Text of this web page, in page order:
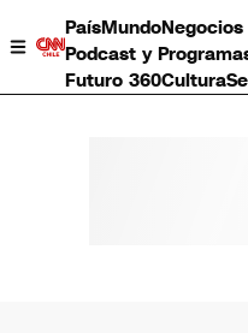
PaísMundoNegocios
Podcast y
Futuro 360Cultura